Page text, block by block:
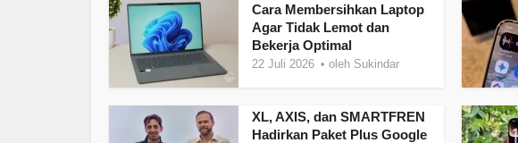
Cara Membersihkan Laptop
Agar Tidak Lemot dan
Bekerja Optimal
22 Juli 2026 oleh Sukindar
XL, AXIS, dan SMARTFREN
Hadirkan Paket Plus Google